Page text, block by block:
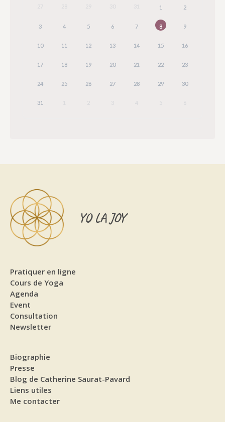
1 2
3 4 5 6 7 8 9
10 11 12 13 14 15 16
17 18 19 20 21 22 23
24 25 26 27 28 29 30
31
YO LA JOY
Pratiquer en ligne
Cours de Yoga
Agenda
Event
Consultation
Newsletter
Biographie
Presse
Blog de Catherine Saurat-Pavard
Liens utiles
Me contacter